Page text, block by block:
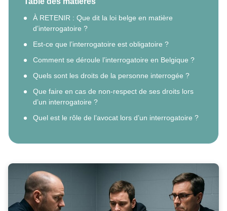
À RETENIR : Que dit la loi belge en matière
d’interrogatoire ?
Est-ce que l’interrogatoire est obligatoire ?
Comment se déroule l’interrogatoire en Belgique ?
Quels sont les droits de la personne interrogée ?
Que faire en cas de non-respect de ses droits lors
d’un interrogatoire ?
Quel est le rôle de l’avocat lors d’un interrogatoire ?